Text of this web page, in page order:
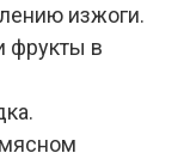
изжоги.
фрукты в